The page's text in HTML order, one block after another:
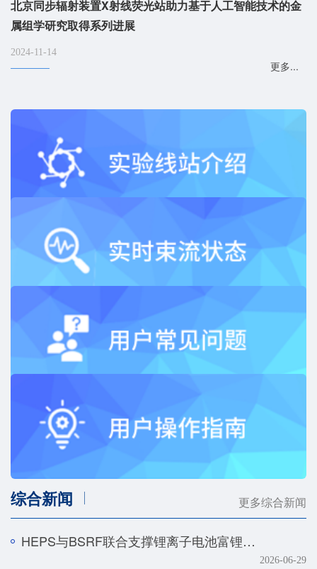
北京同步辐射装置X射线荧光站助力基于人工智能技术的金
属组学研究取得系列进展
2024-11-14
更多...
综合新闻 更多综合新闻
HEPS与BSRF联合支撑锂离子电池富锂正极快速化成机制研究
2026-06-29